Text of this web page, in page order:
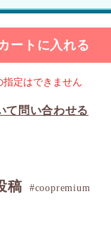
ートに入れる
て問い合わせる
定はできません
稿 #coopremium